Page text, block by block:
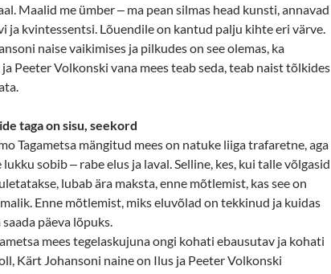
Maalid me ümber‒ ma pean silmas head kunsti, annavad
ja kvintessentsi. Lõuendile on kantud palju kihte eri värve.
naise vaikimises ja pilkudes on see olemas, ka
ja Peeter Volkonski vana mees teab seda, teab naist tõlkides
taga on sisu, seekord
Tagametsa mängitud mees on natuke liiga trafaretne, aga
lukku sobib‒ rabe elus ja laval. Selline, kes, kui talle võlgasid
lubab ära maksta, enne mõtlemist, kas see on
Enne mõtlemist, miks eluvõlad on tekkinud ja kuidas
päeva lõpuks.
mees tegelaskujuna ongi kohati ebausutav ja kohati
Kärt Johansoni naine on Ilus ja Peeter Volkonski